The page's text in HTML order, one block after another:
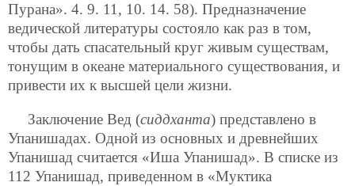
Пурана». 4. 9. 11, 10. 14. 58). Предназначение
ведической литературы состояло как раз в том,
чтобы дать спасательный круг живым существам,
тонущим в океане материального существования, и
привести их к высшей цели жизни.
Заключение Вед (сиддханта) представлено в
Упанишадах. Одной из основных и древнейших
Упанишад считается «Иша Упанишад». В списке из
112 Упанишад, приведенном в «Муктика